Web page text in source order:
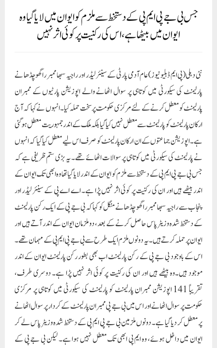
جس بی جے پی ایم پی کے دستخط سے ملزم کو ایوان میں لایا گیا وہ
ایوان میں بیٹھا ہے، اس کی رکنیت پر کوئی اثر نہیں
نئی دہلی(پی ایم ڈبلیو نیوز)عام آدمی پارٹی کے سینئر لیڈر اور راجیہ سبھا ممبر راگھو چڈھا نے
پارلیمنٹ کی سیکورٹی میں کوتاہی پر سوال اٹھانے والے اپوزیشن پارٹیوں کے ممبران
پارلیمنٹ کو معطل کرنے کے لئے مرکزی حکومت پر سخت حملہ کیا۔ انہوں نے کہا کہ آج
ارکان پارلیمنٹ کو پارلیمنٹ سے معطل نہیں کیا گیا بلکہ ملک کے اندر جمہوریت معطل ہو گئی
ہے۔ اپوزیشن جماعتوں کے ان ارکان پارلیمنٹ کو صرف اس لیے معطل کیا گیا کہ انہوں
نے پارلیمنٹ کی سیکورٹی میں کوتاہی پر سوالات اٹھائے تھے۔ یہ بڑی ستم ظریفی ہے کہ
جس بی جے پی ایم پی کے دستخط سے ملزم کو ایوان کے اندر لایا گیا تھا وہ ابھی تک ایوان کے
اندر بیٹھے ہیں اور ان کی رکنیت پر کوئی اثر نہیں پڑا ہے۔ اے اے پی کے سینئر لیڈر اور
پنجاب سے راجیہ سبھا ممبر راگھو چڈھا نے منگل کو کہا کہ بی جے پی کے ایک رکن پارلیمنٹ
کے دستخط شدہ وزیٹر پاس حاصل کرنے کے بعد، دو ملزمان ایوان کے اندر آتے ہیں اور
ایوان پر حملہ کرتے ہیں۔ یہ دونوں ملزم ایک طرح سے بی جے پی ایم پی کے مہمان تھے۔
اس کے باوجود بی جے پی کے رکن پارلیمنٹ اب بھی بطور رکن پارلیمنٹ ایوان کے اندر
موجود ہیں۔وہ بیٹھے ہیں اور ان کی رکنیت پر کوئی اثر نہیں پڑا ہے۔ دوسری طرف،
تقریباً 141 اپوزیشن ممبران پارلیمنٹ کو پارلیمنٹ کی سیکورٹی میں کوتاہی پر مرکزی
حکومت پر سوال اٹھانے اور اس میں بی جے پی ممبران پارلیمنٹ کے کردار پر سوال اٹھانے
پر معطل کر دیا گیا ہے۔ دونوں ملزمین بی جے پی ایم پی کے دستخط شدہ وزیٹر پاس لے کر
ایوان میں داخل ہوئے، وہ ایم پی ابھی تک معطل نہیں ہوا ہے۔ لیکن بی جے پی کے